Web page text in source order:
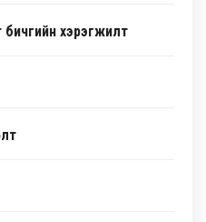
хэрэгжилт